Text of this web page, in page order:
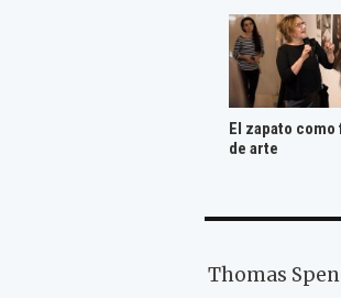
El zapato como
de arte
Thomas